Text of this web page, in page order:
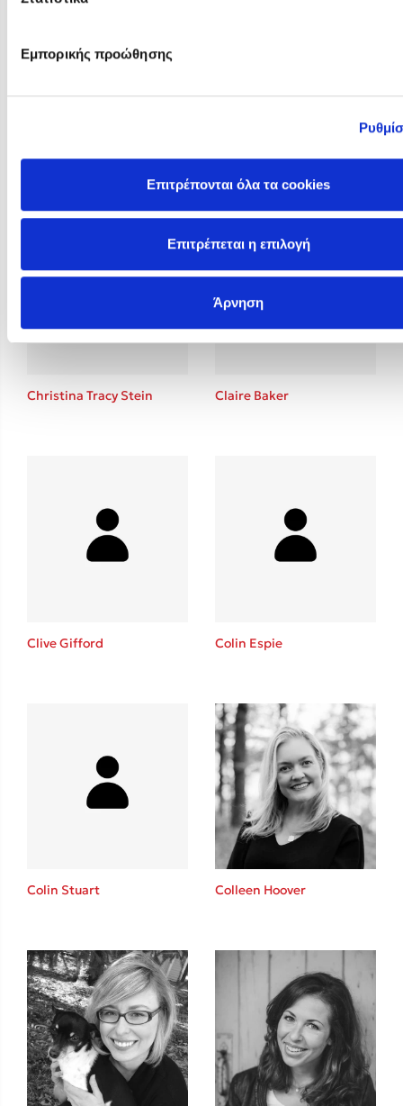
Εμπορικής προώθησης
Επιτρέπονται όλα τα cookies
Επιτρέπεται η επιλογή
Άρνηση
Christina Tracy Stein Claire Baker
Clive Gifford Colin Espie
Colin Stuart Colleen Hoover